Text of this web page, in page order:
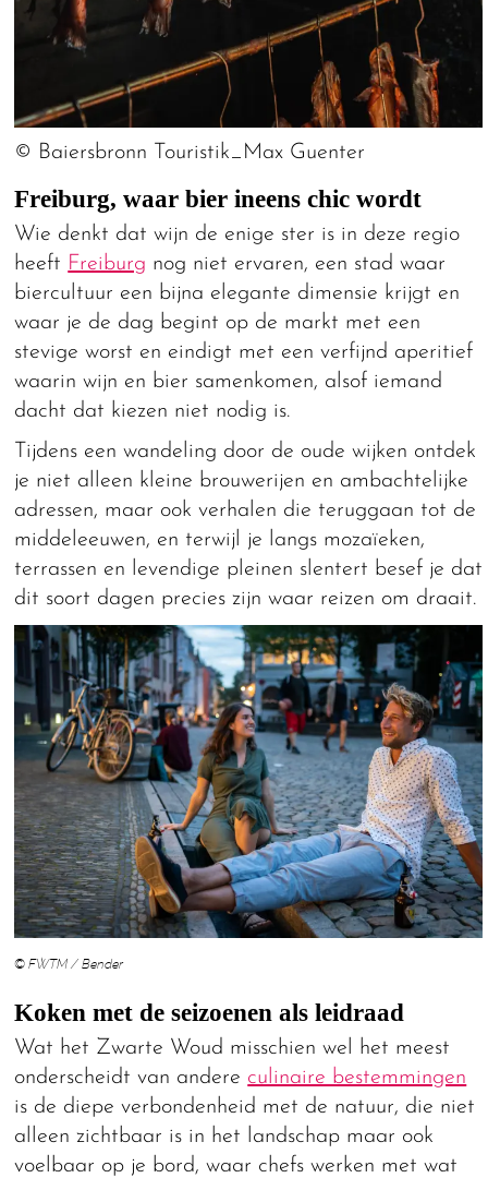
© Baiersbronn Touristik_Max Guenter
Freiburg, waar bier ineens chic wordt
Wie denkt dat wijn de enige ster is in deze regio
heeft Freiburg nog niet ervaren, een stad waar
biercultuur een bijna elegante dimensie krijgt en
waar je de dag begint op de markt met een
stevige worst en eindigt met een verfijnd aperitief
waarin wijn en bier samenkomen, alsof iemand
dacht dat kiezen niet nodig is.
Tijdens een wandeling door de oude wijken ontdek
je niet alleen kleine brouwerijen en ambachtelijke
adressen, maar ook verhalen die teruggaan tot de
middeleeuwen, en terwijl je langs mozaïeken,
terrassen en levendige pleinen slentert besef je dat
dit soort dagen precies zijn waar reizen om draait.
© FWTM / Bender
Koken met de seizoenen als leidraad
Wat het Zwarte Woud misschien wel het meest
onderscheidt van andere culinaire bestemmingen
is de diepe verbondenheid met de natuur, die niet
alleen zichtbaar is in het landschap maar ook
voelbaar op je bord, waar chefs werken met wat